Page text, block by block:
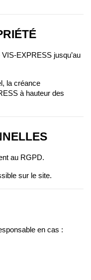
EXPRESS jusqu’au
la créance
à hauteur des
au RGPD.
sur le site.
en cas :